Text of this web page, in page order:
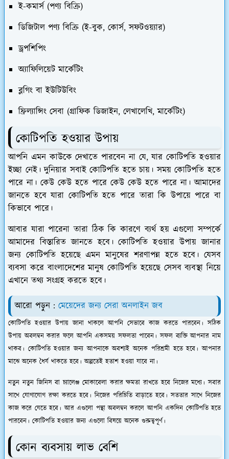
ই-কমার্স (পণ্য বিক্রি)
ডিজিটাল পণ্য বিক্রি (ই-বুক, কোর্স, সফটওয়্যার)
ড্রপশিপিং
অ্যাফিলিয়েট মার্কেটিং
ব্লগিং বা ইউটিউবিং
ফ্রিল্যান্সিং সেবা (গ্রাফিক ডিজাইন, লেখালেখি, মার্কেটিং)
কোটিপতি হওয়ার উপায়
আপনি এমন কাউকে দেখাতে পারবেন না যে, যার কোটিপতি হওয়ার
ইচ্ছা নেই। দুনিয়ার সবাই কোটিপতি হতে চায়। সময় কোটিপতি হতে
পারে না। কেউ কেউ হতে পারে কেউ কেউ হতে পারে না। আমাদের
জানতে হবে যারা কোটিপতি হতে পারে তারা কি উপায়ে পারে বা
কিভাবে পারে।
আবার যারা পারেনা তারা ঠিক কি কারণে ব্যর্থ হয় এগুলো সম্পর্কে
আমাদের বিস্তারিত জানতে হবে। কোটিপতি হওয়ার উপায় জানার
জন্য কোটিপতি হয়েছে এমন মানুষের শরণাপন্ন হতে হবে। যেসব
ব্যবসা করে বাংলাদেশের মানুষ কোটিপতি হয়েছে সেসব ব্যবস্থা নিয়ে
এখানে তথ্য সংগ্রহ করতে হবে।
আরো পড়ুন : মেয়েদের জন্য সেরা অনলাইন জব
কোটিপতি হওয়ার উপায় জানা থাকলে আপনি সেভাবে কাজ করতে পারবেন। সঠিক
উপায় অবলম্বন করার ফলে আপনি একসময় সফলতা পাবেন। সফল ব্যক্তি আপনার নাম
থাকব। কোটিপতি হওয়ার জন্য আপনাকে অবশ্যই অনেক পরিশ্রমী হতে হবে। আপনার
মাঝে অনেক ধৈর্য থাকতে হবে। অল্পতেই হতাশ হওয়া যাবে না।
নতুন নতুন জিনিস বা চ্যালেঞ্জ মোকাবেলা করার ক্ষমতা রাখতে হবে নিজের মধ্যে। সবার
সাথে যোগাযোগ রক্ষা করতে হবে। নিজের পরিচিতি বাড়াতে হবে। সততার সাথে নিজের
কাজ করে যেতে হবে। আর এগুলো পন্থা অবলম্বন করলে আপনি একদিন কোটিপতি হতে
পারবেন। কোটিপতি হওয়ার জন্য এগুলো বিষয়ে অনেক গুরুত্বপূর্ণ।
কোন ব্যবসায় লাভ বেশি